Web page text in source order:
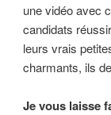
une vidéo avec
candidats
leurs vrais
charmants, ils
Je vous laisse